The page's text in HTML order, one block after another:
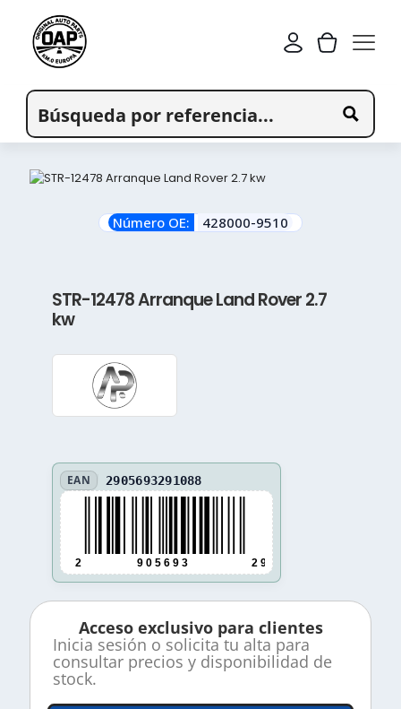
Número OE: 428000-9510
STR-12478 Arranque Land Rover 2.7
kw
EAN 2905693291088
2 9 0 5 6 9 3 2 9 1 0 8 8
Acceso exclusivo para clientes
Inicia sesión o solicita tu alta para
consultar precios y disponibilidad de
stock.